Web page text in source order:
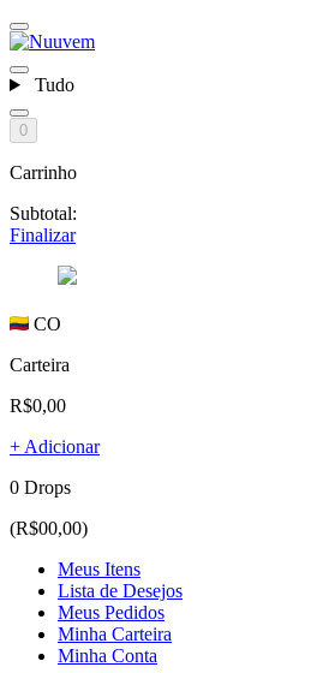
Tudo
0
Carrinho
Subtotal:
Finalizar
CO
Carteira
R$0,00
+ Adicionar
0 Drops
(R$00,00)
Meus Itens
Lista de Desejos
Meus Pedidos
Minha Carteira
Minha Conta